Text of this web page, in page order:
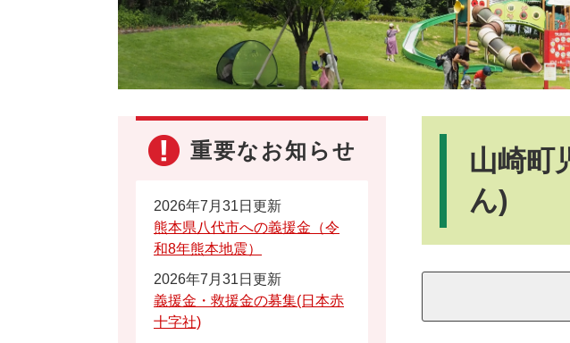
山崎町
ん)
重要なお知らせ
2026年7月31日更新
熊本県八代市への義援金（令
和8年熊本地震）
2026年7月31日更新
義援金・救援金の募集(日本赤
十字社)